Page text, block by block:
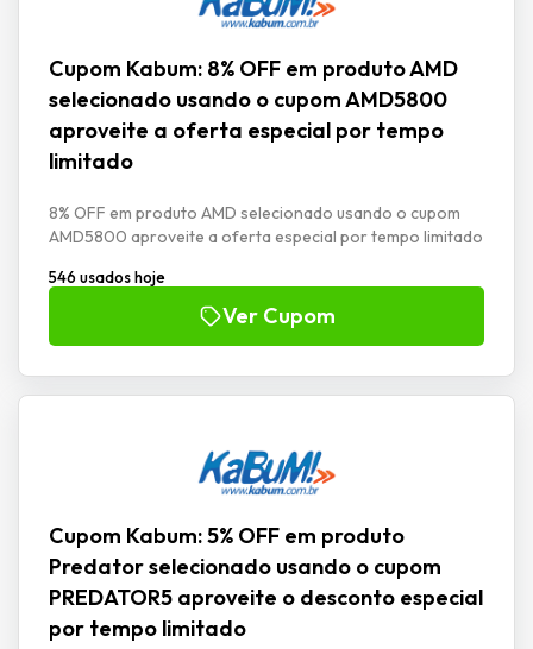
Cupom Kabum: 8% OFF em produto AMD
selecionado usando o cupom AMD5800
aproveite a oferta especial por tempo
limitado
8% OFF em produto AMD selecionado usando o cupom
AMD5800 aproveite a oferta especial por tempo limitado
546 usados hoje
Ver Cupom
Cupom Kabum: 5% OFF em produto
Predator selecionado usando o cupom
PREDATOR5 aproveite o desconto especial
por tempo limitado